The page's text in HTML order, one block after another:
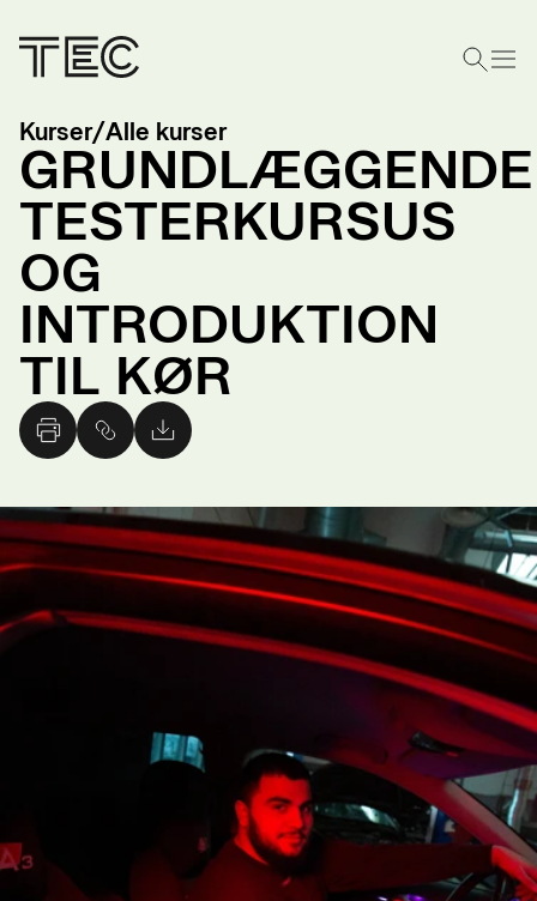
Kurser/Alle kurser
GRUNDLÆGGENDE
TESTERKURSUS
OG
INTRODUKTION
TIL KØR